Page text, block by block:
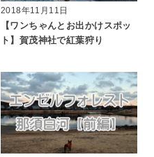
2018年11月11日
【ワンちゃんとお出かけスポッ
ト】賀茂神社で紅葉狩り